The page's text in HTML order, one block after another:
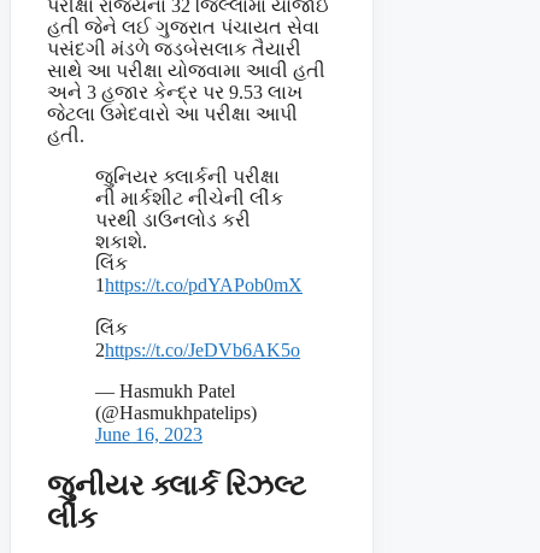
પરીક્ષા રાજ્યના 32 જિલ્લામાં યોજાઈ
હતી જેને લઈ ગુજરાત પંચાયત સેવા
પસંદગી મંડળે જડબેસલાક તૈયારી
સાથે આ પરીક્ષા યોજવામા આવી હતી
અને 3 હજાર કેન્દ્ર પર 9.53 લાખ
જેટલા ઉમેદવારો આ પરીક્ષા આપી
હતી.
જુનિયર ક્લાર્કની પરીક્ષા
ની માર્કશીટ નીચેની લીંક
પરથી ડાઉનલોડ કરી
શકાશે.
લિંક
1https://t.co/pdYAPob0mX
લિંક
2https://t.co/JeDVb6AK5o
— Hasmukh Patel
(@Hasmukhpatelips)
June 16, 2023
જુનીયર ક્લાર્ક રિઝલ્ટ
લીંક